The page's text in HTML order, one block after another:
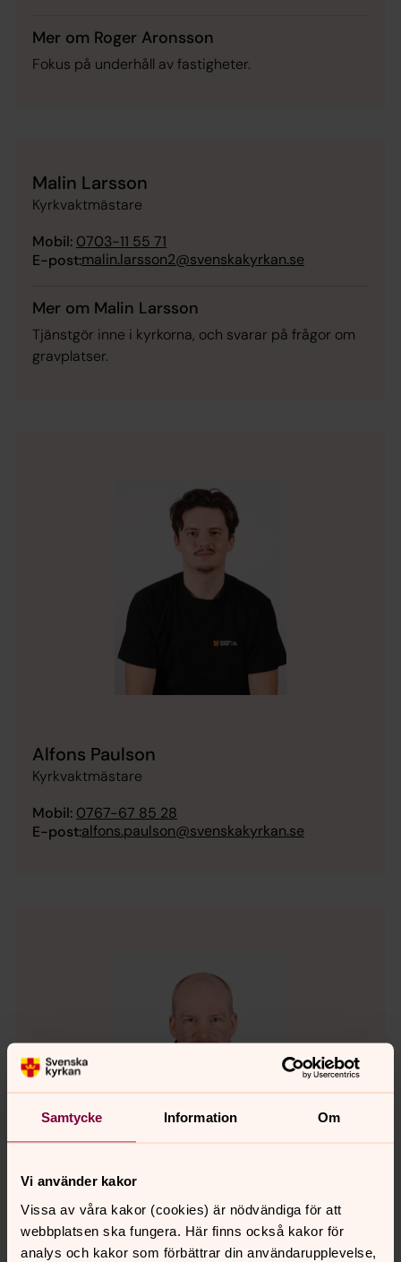
Samtycke Information Om
Vi använder kakor
Vissa av våra kakor (cookies) är nödvändiga för att
webbplatsen ska fungera. Här finns också kakor för
analys och kakor som förbättrar din användarupplevelse,
Mer om Roger Aronsson
Fokus på underhåll av fastigheter.
Malin Larsson
Kyrkvaktmästare
Mobil: 0703-11 55 71
E-post:malin.larsson2@svenskakyrkan.se
Mer om Malin Larsson
Tjänstgör inne i kyrkorna, och svarar på frågor om
gravplatser.
Alfons Paulson
Kyrkvaktmästare
Mobil: 0767-67 85 28
E-post:alfons.paulson@svenskakyrkan.se
Johan Munkhagen
Kyrkogårdsarbetare